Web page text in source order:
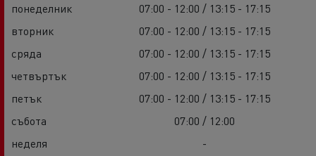
понеделник
07:00 - 12:00 / 13:15 - 17:15
вторник
07:00 - 12:00 / 13:15 - 17:15
сряда
07:00 - 12:00 / 13:15 - 17:15
четвъртък
07:00 - 12:00 / 13:15 - 17:15
петък
07:00 - 12:00 / 13:15 - 17:15
събота
07:00 / 12:00
неделя
-